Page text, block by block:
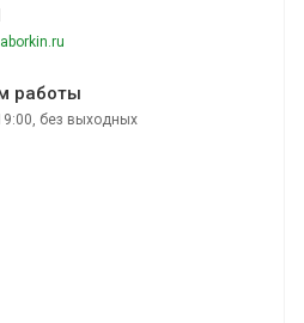
работы
без выходных